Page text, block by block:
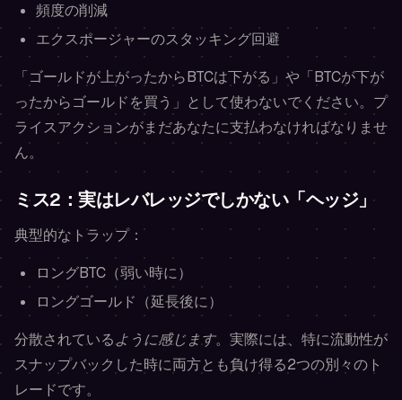
頻度の削減
エクスポージャーのスタッキング回避
「ゴールドが上がったからBTCは下がる」や「BTCが下が
ったからゴールドを買う」として使わないでください。プ
ライスアクションがまだあなたに支払わなければなりませ
ん。
ミス2：実はレバレッジでしかない「ヘッジ」
典型的なトラップ：
ロングBTC（弱い時に）
ロングゴールド（延長後に）
分散されているように感じます。実際には、特に流動性が
スナップバックした時に両方とも負け得る2つの別々のト
レードです。